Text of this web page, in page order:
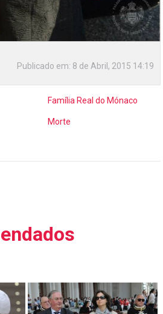
Publicado em: 8 de Abril, 2015 14:19
Família Real do Mónaco
Morte